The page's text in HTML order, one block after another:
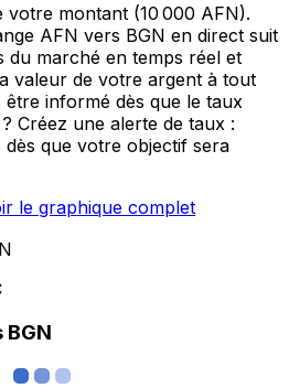
votre montant (10 000 AFN).
AFN vers BGN en direct suit
du marché en temps réel et
valeur de votre argent à tout
informé dès que le taux
Créez une alerte de taux :
que votre objectif sera
le graphique complet